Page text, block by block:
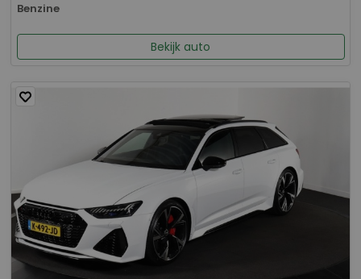
Benzine
Bekijk auto